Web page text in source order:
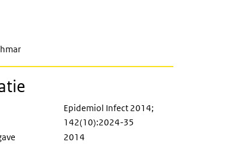
Epidemiol Infect 2014;
142(10):2024-35
2014